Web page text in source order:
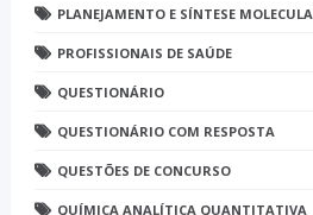
PLANEJAMENTO E SÍNTESE
PROFISSIONAIS DE SAÚDE
QUESTIONÁRIO
QUESTIONÁRIO COM RESPOSTA
QUESTÕES DE CONCURSO
QUÍMICA ANALÍTICA QUANTITATIVA